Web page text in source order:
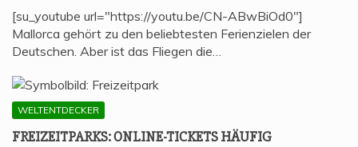
[su_youtube url="https://youtu.be/CN-ABwBiOd0"]
Mallorca gehört zu den beliebtesten Ferienzielen der
Deutschen. Aber ist das Fliegen die…
WELTENTDECKER
FREI­ZEIT­PARKS: ONLINE-TICKETS HÄU­FIG